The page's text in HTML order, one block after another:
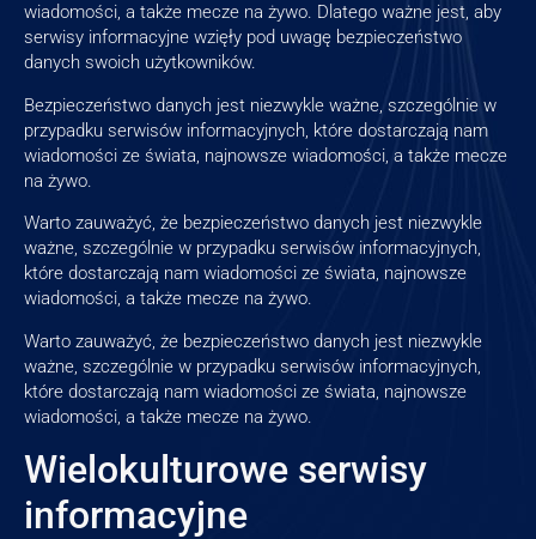
wiadomości, a także mecze na żywo. Dlatego ważne jest, aby
serwisy informacyjne wzięły pod uwagę bezpieczeństwo
danych swoich użytkowników.
Bezpieczeństwo danych jest niezwykle ważne, szczególnie w
przypadku serwisów informacyjnych, które dostarczają nam
wiadomości ze świata, najnowsze wiadomości, a także mecze
na żywo.
Warto zauważyć, że bezpieczeństwo danych jest niezwykle
ważne, szczególnie w przypadku serwisów informacyjnych,
które dostarczają nam wiadomości ze świata, najnowsze
wiadomości, a także mecze na żywo.
Warto zauważyć, że bezpieczeństwo danych jest niezwykle
ważne, szczególnie w przypadku serwisów informacyjnych,
które dostarczają nam wiadomości ze świata, najnowsze
wiadomości, a także mecze na żywo.
Wielokulturowe serwisy
informacyjne